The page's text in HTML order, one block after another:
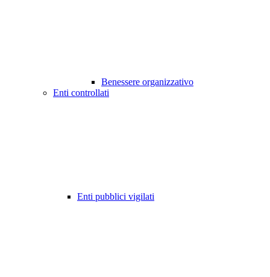
Benessere organizzativo
Enti controllati
Enti pubblici vigilati